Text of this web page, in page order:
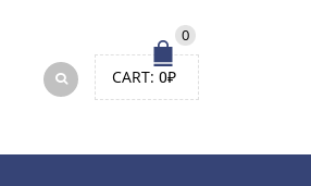
0
CART: 0₽